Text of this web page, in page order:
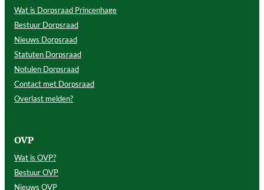
Wat is Dorpsraad Princenhage
Bestuur Dorpsraad
Nieuws Dorpsraad
Statuten Dorpsraad
Notulen Dorpsraad
Contact met Dorpsraad
Overlast melden?
OVP
Wat is OVP?
Bestuur OVP
Nieuws OVP